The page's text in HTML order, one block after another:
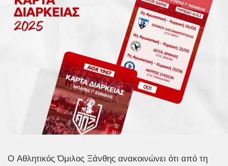
Ο Αθλητικός Όμιλος Ξάνθης ανακοινώνει ότι από τη